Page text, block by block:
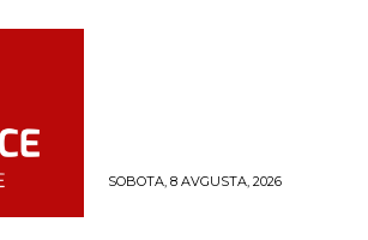
SOBOTA, 8 AVGUSTA, 2026